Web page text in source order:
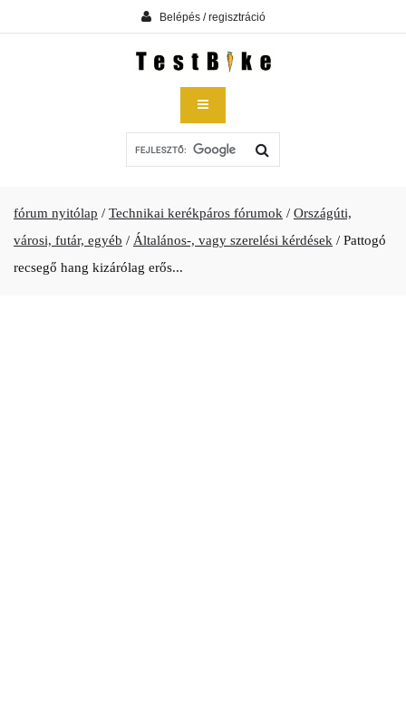
Belépés / regisztráció
fórum nyitólap / Technikai kerékpáros fórumok / Országúti,
városi, futár, egyéb / Általános-, vagy szerelési kérdések / Pattogó
recsegő hang kizárólag erős...